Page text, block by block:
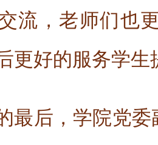
流，老师们也
更好的服务学
最后，学院党